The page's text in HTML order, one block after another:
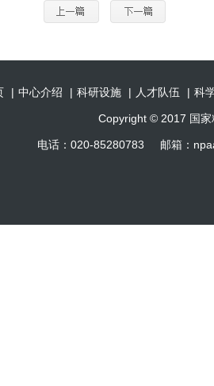
| 中心介绍 | 科研设施 | 人才队伍 | 科
Copyright © 2017 国
电话：020-85280783 邮箱：